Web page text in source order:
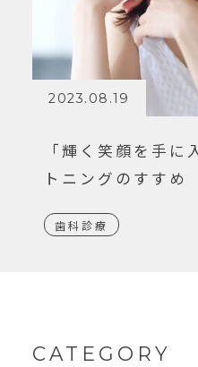
2023.08.19
「輝く笑顔を手に
トニングのすすめ
歯科診療
CATEGORY